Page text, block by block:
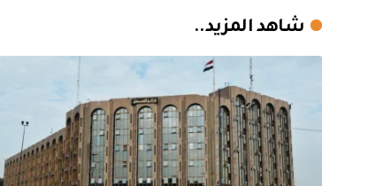
شاهد المزيد..